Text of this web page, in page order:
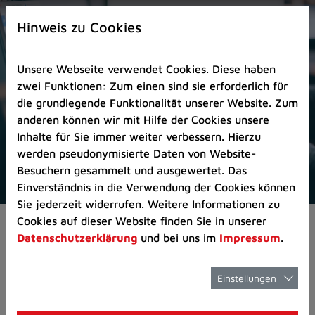
Zur
Startseite
Zum
Seitenanfang
springen
(Schnelltaste
A)
Zur
Navigation/Menü
springen
(Schnelltaste
M)
Zur
8)
Pressemeldungen Unterhaltsame
Unterhaltsame
Hinweis zu Cookies
Unsere Webseite verwendet Cookies. Diese haben
zwei Funktionen: Zum einen sind sie erforderlich für
die grundlegende Funktionalität unserer Website. Zum
anderen können wir mit Hilfe der Cookies unsere
Inhalte für Sie immer weiter verbessern. Hierzu
werden pseudonymisierte Daten von Website-
Besuchern gesammelt und ausgewertet. Das
Einverständnis in die Verwendung der Cookies können
Sie jederzeit widerrufen. Weitere Informationen zu
Cookies auf dieser Website finden Sie in unserer
Datenschutzerklärung und bei uns im Impressum.
Einstellungen